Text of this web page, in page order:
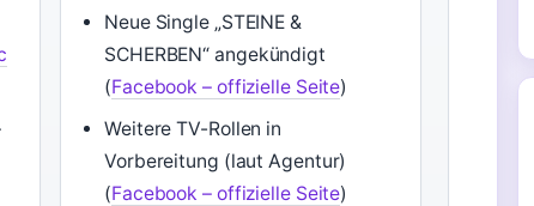
Neue Single „STEINE &
SCHERBEN“ angekündigt
(Facebook – offizielle Seite)
Weitere TV-Rollen in
Vorbereitung (laut Agentur)
(Facebook – offizielle Seite)